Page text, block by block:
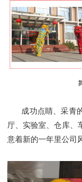
成功点睛、采青的
厅、实验室、仓库、
意着新的一年里公司